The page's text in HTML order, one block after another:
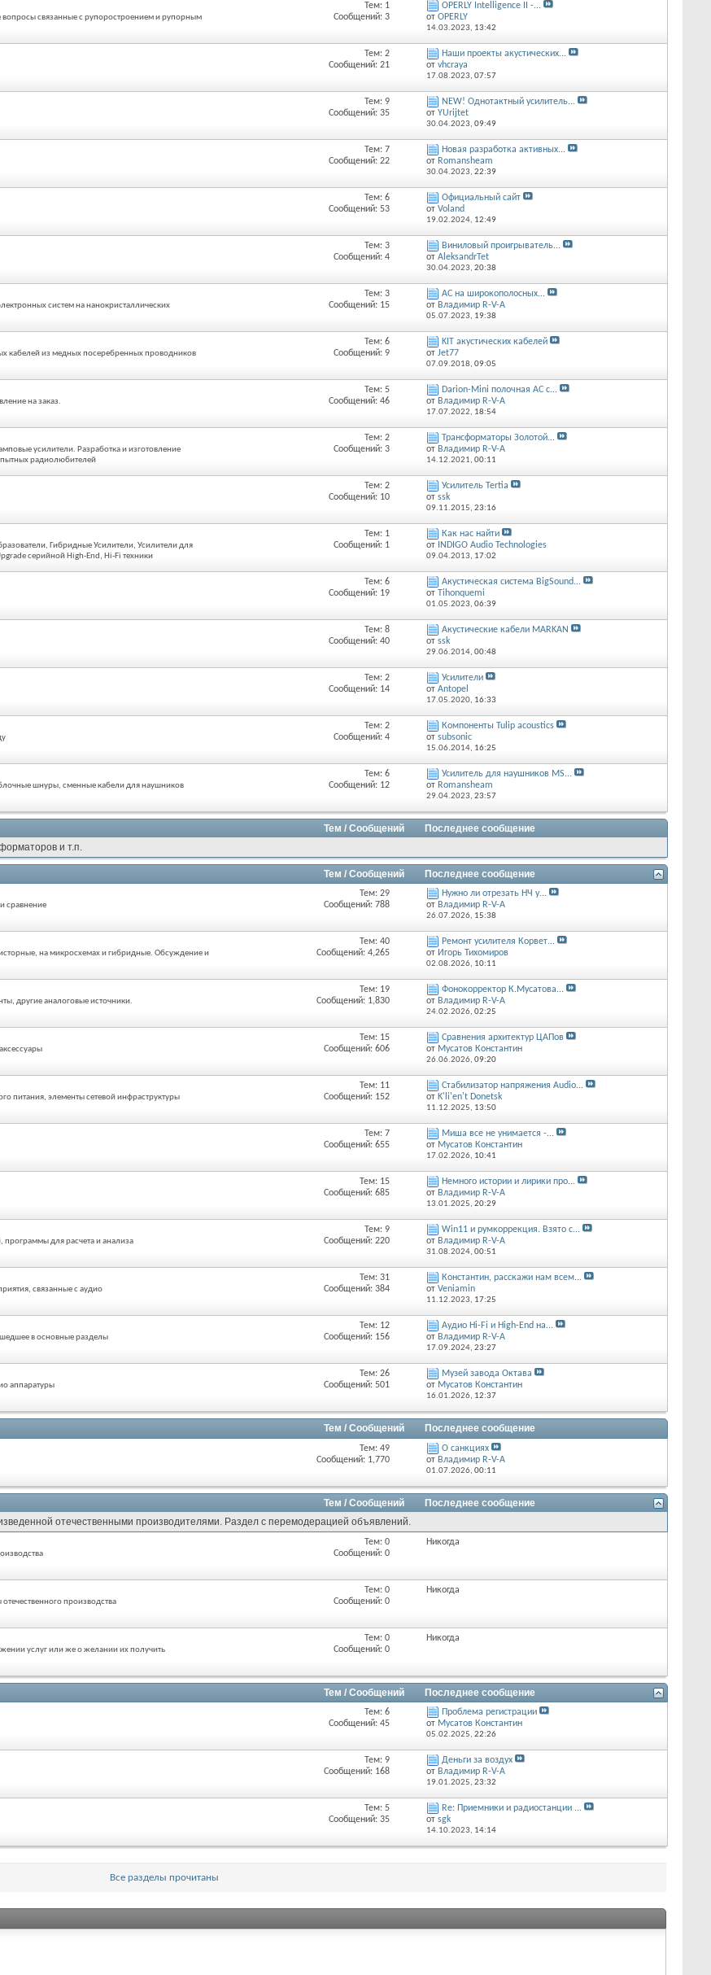
вопросы связанные с рупоростроением и рупорным
Тем: 1
Сообщений: 3
OPERLY Intelligence II -...
от OPERLY
14.03.2023, 13:42
Тем: 2
Сообщений: 21
Наши проекты акустических...
от vhcraya
17.08.2023, 07:57
Тем: 9
Сообщений: 35
NEW! Однотактный усилитель...
от YUrijtet
30.04.2023, 09:49
Тем: 7
Сообщений: 22
Новая разработка активных...
от Romansheam
30.04.2023, 22:39
Тем: 6
Сообщений: 53
Официальный сайт
от Voland
19.02.2024, 12:49
Тем: 3
Сообщений: 4
Виниловый проигрыватель...
от AleksandrTet
30.04.2023, 20:38
систем на нанокристаллических
Тем: 3
Сообщений: 15
АС на широкополосных...
от Владимир R-V-A
05.07.2023, 19:38
кабелей из медных посеребренных проводников
Тем: 6
Сообщений: 9
KIT акустических кабелей
от Jet77
07.09.2018, 09:05
на заказ.
Тем: 5
Сообщений: 46
Darion-Mini полочная АС с...
от Владимир R-V-A
17.07.2022, 18:54
усилители. Разработка и изготовление
радиолюбителей
Тем: 2
Сообщений: 3
Трансформаторы Золотой...
от Владимир R-V-A
14.12.2021, 00:11
Тем: 2
Сообщений: 10
Усилитель Tertia
от ssk
09.11.2015, 23:16
Гибридные Усилители, Усилители для
серийной High-End, Hi-Fi техники
Тем: 1
Сообщений: 1
Как нас найти
от INDIGO Audio Technologies
09.04.2013, 17:02
Тем: 6
Сообщений: 19
Акустическая система BigSound...
от Tihonquemi
01.05.2023, 06:39
Тем: 8
Сообщений: 40
Акустические кабели MARKAN
от ssk
29.06.2014, 00:48
Тем: 2
Сообщений: 14
Усилители
от Antopel
17.05.2020, 16:33
Тем: 2
Сообщений: 4
Компоненты Tulip acoustics
от subsonic
15.06.2014, 16:25
шнуры, сменные кабели для наушников
Тем: 6
Сообщений: 12
Усилитель для наушников MS...
от Romansheam
29.04.2023, 23:57
Тем / Сообщений
Последнее сообщение
и т.п.
Тем / Сообщений Последнее сообщение
сравнение
Тем: 29
Сообщений: 788
Нужно ли отрезать НЧ у...
от Владимир R-V-A
26.07.2026, 15:38
на микросхемах и гибридные. Обсуждение и
Тем: 40
Сообщений: 4,265
Ремонт усилителя Корвет...
от Игорь Тихомиров
02.08.2026, 10:11
другие аналоговые источники.
Тем: 19
Сообщений: 1,830
Фонокорректор К.Мусатова...
от Владимир R-V-A
24.02.2026, 02:25
Тем: 15
Сообщений: 606
Сравнения архитектур ЦАПов
от Мусатов Константин
26.06.2026, 09:20
питания, элементы сетевой инфраструктуры
Тем: 11
Сообщений: 152
Стабилизатор напряжения Audio...
от K'li'en't Donetsk
11.12.2025, 13:50
Тем: 7
Сообщений: 655
Миша все не унимается -...
от Мусатов Константин
17.02.2026, 10:41
Тем: 15
Сообщений: 685
Немного истории и лирики про...
от Владимир R-V-A
13.01.2025, 20:29
для расчета и анализа
Тем: 9
Сообщений: 220
Win11 и румкоррекция. Взято с...
от Владимир R-V-A
31.08.2024, 00:51
связанные с аудио
Тем: 31
Сообщений: 384
Константин, расскажи нам всем...
от Veniamin
11.12.2023, 17:25
в основные разделы
Тем: 12
Сообщений: 156
Аудио Hi-Fi и High-End на...
от Владимир R-V-A
17.09.2024, 23:27
аппаратуры
Тем: 26
Сообщений: 501
Музей завода Октава
от Мусатов Константин
16.01.2026, 12:37
Тем / Сообщений Последнее сообщение
Тем: 49
Сообщений: 1,770
О санкциях
от Владимир R-V-A
01.07.2026, 00:11
Тем / Сообщений
Последнее сообщение
отечественными производителями. Раздел с перемодерацией объявлений.
Тем: 0
Сообщений: 0
Никогда
производства
Тем: 0
Сообщений: 0
Никогда
услуг или же о желании их получить
Тем: 0
Сообщений: 0
Никогда
Тем / Сообщений Последнее сообщение
Тем: 6
Сообщений: 45
Проблема регистрации
от Мусатов Константин
05.02.2025, 22:26
Тем: 9
Сообщений: 168
Деньги за воздух
от Владимир R-V-A
19.01.2025, 23:32
Тем: 5
Сообщений: 35
Re: Приемники и радиостанции ...
от sgk
14.10.2023, 14:14
Все разделы прочитаны